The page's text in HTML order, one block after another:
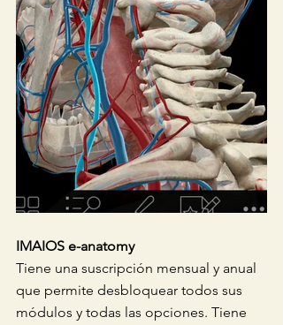
IMAIOS e-anatomy
Tiene una suscripción mensual y anual
que permite desbloquear todos sus
módulos y todas las opciones. Tiene